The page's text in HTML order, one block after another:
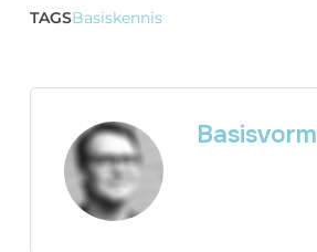
TAGSBasiskennis
Basisvorm